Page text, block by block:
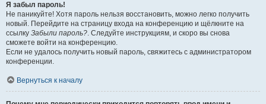
Я забыл пароль!
Не паникуйте! Хотя пароль нельзя восстановить, можно легко получить
новый. Перейдите на страницу входа на конференцию и щёлкните на
ссылку Забыли пароль?. Следуйте инструкциям, и скоро вы снова
сможете войти на конференцию.
Если не удалось получить новый пароль, свяжитесь с администратором
конференции.
Вернуться к началу